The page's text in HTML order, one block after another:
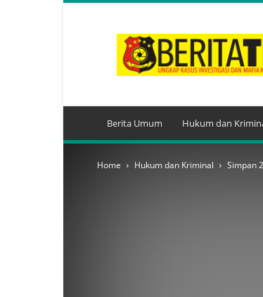
Berita Umum Hukum dan
Home Hukum dan Kriminal Simpan